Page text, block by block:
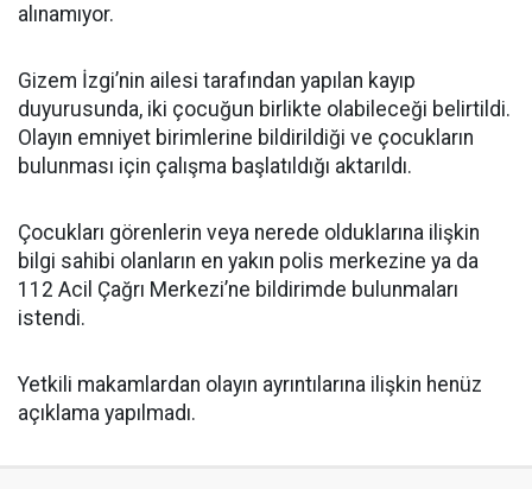
alınamıyor.
Gizem İzgi’nin ailesi tarafından yapılan kayıp
duyurusunda, iki çocuğun birlikte olabileceği belirtildi.
Olayın emniyet birimlerine bildirildiği ve çocukların
bulunması için çalışma başlatıldığı aktarıldı.
Çocukları görenlerin veya nerede olduklarına ilişkin
bilgi sahibi olanların en yakın polis merkezine ya da
112 Acil Çağrı Merkezi’ne bildirimde bulunmaları
istendi.
Yetkili makamlardan olayın ayrıntılarına ilişkin henüz
açıklama yapılmadı.